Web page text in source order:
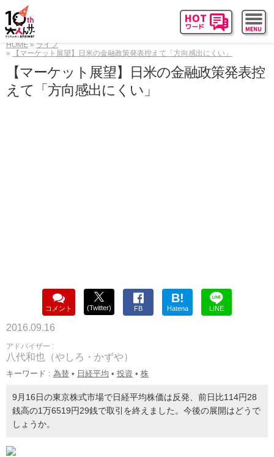
HOME
ライフ
【マーケット展望】日米の金融政策発表控えて「方向感出にくい」
【マーケット展望】日米の金融政策発表控
えて「方向感出にくい」
コメント (Twitter) FB
B!
Hatena LINE
2016.09.16
アドバイザー :
八代和也（やしろ・かずや）
キーワード : 為替 • 日経平均 • 投資 • 株
9月16日の東京株式市場で日経平均株価は反発、前日比114円28
銭高の1万6519円29銭で取引を終えました。今後の展開はどうで
しょうか。